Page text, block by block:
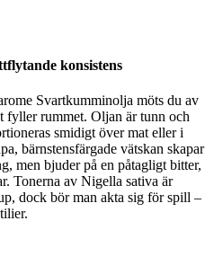
konsistens
Svartkumminolja möts du av
fyller rummet. Oljan är tunn och
smidigt över mat eller i
bärnstensfärgade vätskan skapar
men bjuder på en påtagligt bitter,
Tonerna av Nigella sativa är
dock bör man akta sig för spill –